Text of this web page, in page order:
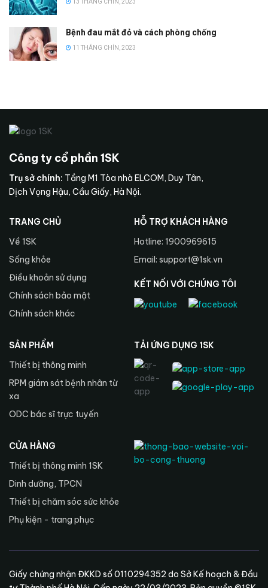
13 THÁNG CHÍN, 2023
Bệnh đau mắt đỏ và cách phòng chống
11 THÁNG CHÍN, 2023
Công ty cổ phần 1SK
Trụ sở chính: Tầng M1 Tòa nhà ELCOM, Duy Tân,
Dịch Vọng Hậu, Cầu Giấy, Hà Nội.
TRANG CHỦ
Về 1SK
Sống khỏe
Điều khoản sử dụng
Chính sách bảo mật
Chính sách khác
HỖ TRỢ KHÁCH HÀNG
Hotline: 1900969615
Email: support@1sk.vn
KẾT NỐI VỚI CHÚNG TÔI
SẢN PHẨM
Thiết bị thông minh
RPM giám sát bệnh nhân từ
xa
ODC bác sĩ trực tuyến
TẢI ỨNG DỤNG 1SK
CỬA HÀNG
Thiết bị thông minh 1SK
Dinh dưỡng, TPCN
Thiết bị chăm sóc sức khỏe
Phụ kiện - trang phục
Giấy chứng nhận ĐKKD số 0110294352 do Sở Kế hoạch & Đầu